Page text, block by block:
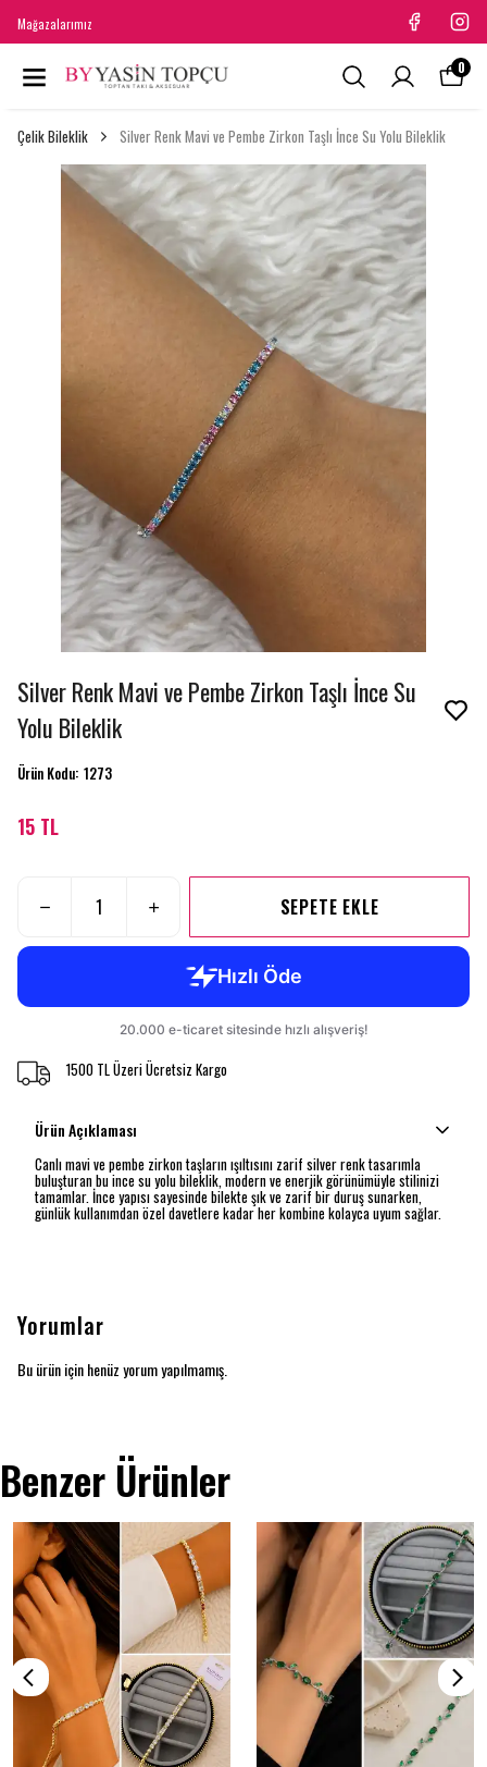
Mağazalarımız
0
Çelik Bileklik Silver Renk Mavi ve Pembe Zirkon Taşlı İnce Su Yolu Bileklik
Silver Renk Mavi ve Pembe Zirkon Taşlı İnce Su
Yolu Bileklik
Ürün Kodu: 1273
15 TL
SEPETE EKLE
1500 TL Üzeri Ücretsiz Kargo
Ürün Açıklaması
Canlı mavi ve pembe zirkon taşların ışıltısını zarif silver renk tasarımla
buluşturan bu ince su yolu bileklik, modern ve enerjik görünümüyle stilinizi
tamamlar. İnce yapısı sayesinde bilekte şık ve zarif bir duruş sunarken,
günlük kullanımdan özel davetlere kadar her kombine kolayca uyum sağlar.
Yorumlar
Bu ürün için henüz yorum yapılmamış.
Benzer Ürünler